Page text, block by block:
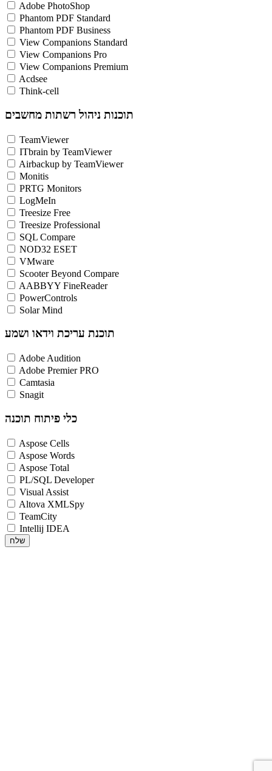
Adobe PhotoShop
Phantom PDF Standard
Phantom PDF Business
View Companions Standard
View Companions Pro
View Companions Premium
Acdsee
Think-cell
תוכנות ניהול רשתות מחשבים
TeamViewer
ITbrain by TeamViewer
Airbackup by TeamViewer
Monitis
PRTG Monitors
LogMeIn
Treesize Free
Treesize Professional
SQL Compare
NOD32 ESET
VMware
Scooter Beyond Compare
AABBYY FineReader
PowerControls
Solar Mind
תוכנת עריכת וידאו ושמע
Adobe Audition
Adobe Premier PRO
Camtasia
Snagit
כלי פיתוח תוכנה
Aspose Cells
Aspose Words
Aspose Total
PL/SQL Developer
Visual Assist
Altova XMLSpy
TeamCity
Intellij IDEA